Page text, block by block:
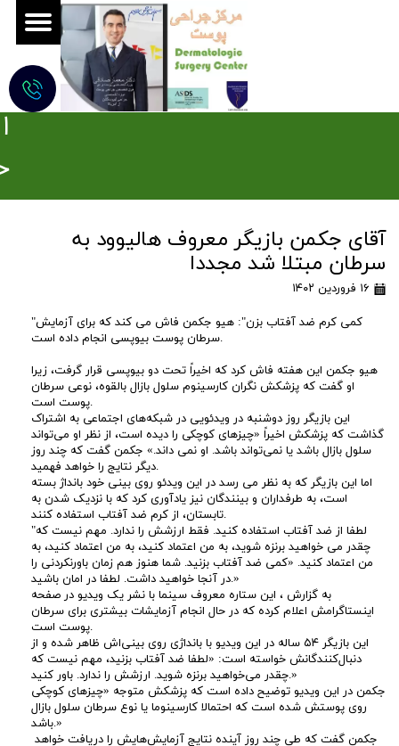
ا
آقای جکمن بازیگر معروف هالیوود به
سرطان مبتلا شد مجددا
۱۶ فروردین ۱۴۰۲
"کمی کرم ضد آفتاب بزن": هیو جکمن فاش می کند که برای آزمایش
سرطان پوست بیوپسی انجام داده است.
هیو جکمن این هفته فاش کرد که اخیراً تحت دو بیوپسی قرار گرفت، زیرا
او گفت که پزشکش نگران کارسینوم سلول بازال بالقوه، نوعی سرطان
پوست است.
این بازیگر روز دوشنبه در ویدئویی در شبکه‌های اجتماعی به اشتراک
گذاشت که پزشکش اخیراً «چیزهای کوچکی را دیده است، از نظر او می‌تواند
سلول بازال باشد یا نمی‌تواند باشد. او نمی داند.» جکمن گفت که چند روز
دیگر نتایج را خواهد فهمید.
اما این بازیگر که به نظر می رسد در این ویدئو روی بینی خود بانداژ بسته
است، به طرفداران و بینندگان نیز یادآوری کرد که با نزدیک شدن به
تابستان، از کرم ضد آفتاب استفاده کنند.
"لطفا از ضد آفتاب استفاده کنید. فقط ارزشش را ندارد. مهم نیست که
چقدر می خواهید برنزه شوید، به من اعتماد کنید، به من اعتماد کنید، به
من اعتماد کنید. «کمی ضد آفتاب بزنید. شما هنوز هم زمان باورنکردنی را
در آنجا خواهید داشت. لطفا در امان باشید.»
به گزارش ، این ستاره معروف سینما با نشر یک ویدیو در صفحه
اینستاگرامش اعلام کرده که در حال انجام آزمایشات بیشتری برای سرطان
پوست است.
این بازیگر ۵۴ ساله در این ویدیو با بانداژی روی بینی‌اش ظاهر شده و از
دنبال‌کنندگانش خواسته است: «لطفا ضد آفتاب بزنید، مهم نیست که
چقدر می‌خواهید برنزه شوید. ارزشش را ندارد. باور کنید.»
جکمن در این ویدیو توضیح داده است که پزشکش متوجه «چیزهای کوچکی
روی پوستش شده است که احتمالا کارسینوما یا نوع سرطان سلول بازال
باشد.»